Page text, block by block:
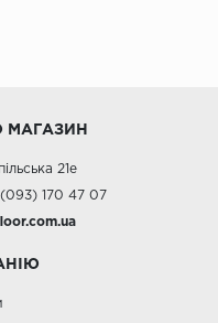
МАГАЗИН
21е
170 47 07